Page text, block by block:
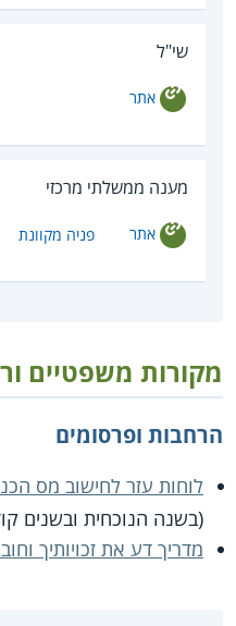
שי"ל
אתר
מענה ממשלתי מרכזי
אתר פניה מקוונת
מקורות משפטיים
הרחבות ופרסומים
לוחות עזר לחישוב מס
(בשנה הנוכחית ובשנים
מדריך דע את זכויותיך